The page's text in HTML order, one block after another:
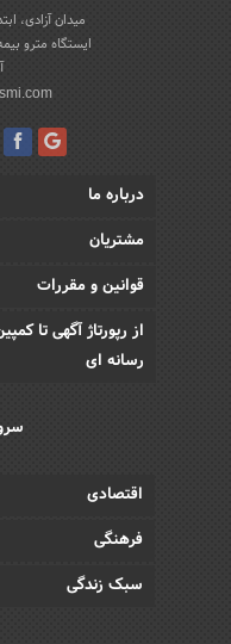
میدان آزادی،
ایستگاه مترو
درباره ما
مشتریان
قوانین و مقررات
از رپورتاژ آگهی تا
رسانه ای
اقتصادی
فرهنگی
سبک زندگی